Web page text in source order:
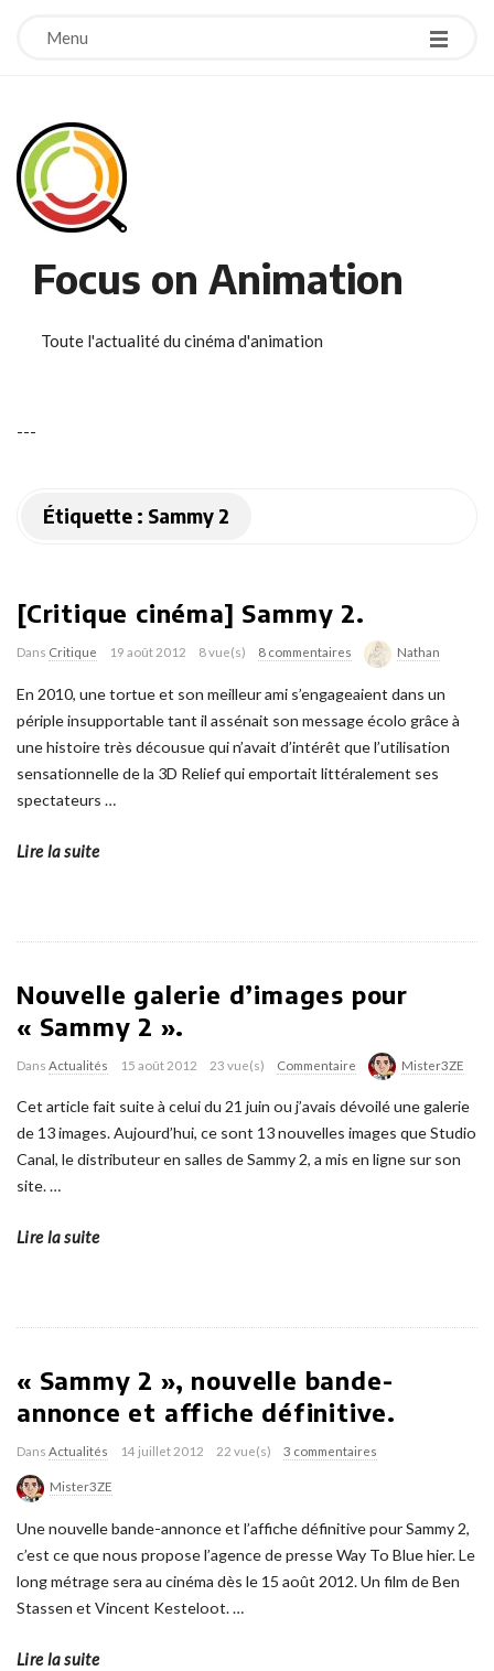
Menu
Focus on Animation
Toute l'actualité du cinéma d'animation
---
Étiquette : Sammy 2
[Critique cinéma] Sammy 2.
Dans Critique 19 août 2012 8 vue(s) 8 commentaires Nathan
En 2010, une tortue et son meilleur ami s’engageaient dans un
périple insupportable tant il assénait son message écolo grâce à
une histoire très décousue qui n’avait d’intérêt que l’utilisation
sensationnelle de la 3D Relief qui emportait littéralement ses
spectateurs …
Lire la suite
Nouvelle galerie d’images pour
« Sammy 2 ».
Dans Actualités 15 août 2012 23 vue(s) Commentaire Mister3ZE
Cet article fait suite à celui du 21 juin ou j’avais dévoilé une galerie
de 13 images. Aujourd’hui, ce sont 13 nouvelles images que Studio
Canal, le distributeur en salles de Sammy 2, a mis en ligne sur son
site.…
Lire la suite
« Sammy 2 », nouvelle bande-
annonce et affiche définitive.
Dans Actualités 14 juillet 2012 22 vue(s) 3 commentaires
Mister3ZE
Une nouvelle bande-annonce et l’affiche définitive pour Sammy 2,
c’est ce que nous propose l’agence de presse Way To Blue hier. Le
long métrage sera au cinéma dès le 15 août 2012. Un film de Ben
Stassen et Vincent Kesteloot.…
Lire la suite